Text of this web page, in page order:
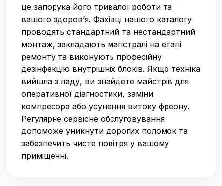
це запорука його тривалої роботи та
вашого здоров’я. Фахівці нашого каталогу
проводять стандартний та нестандартний
монтаж, закладають магістралі на етапі
ремонту та виконують професійну
дезінфекцію внутрішніх блоків. Якщо техніка
вийшла з ладу, ви знайдете майстрів для
оперативної діагностики, заміни
компресора або усунення витоку фреону.
Регулярне сервісне обслуговування
допоможе уникнути дорогих поломок та
забезпечить чисте повітря у вашому
приміщенні.